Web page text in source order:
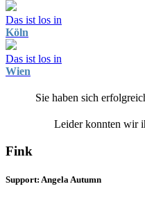
Das ist los in
Köln
Das ist los in
Wien
Sie haben sich
Leider konnten wir
Fink
Support: Angela Autumn